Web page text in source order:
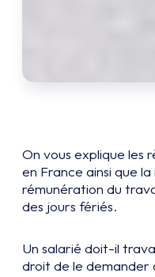
On vous explique les
en France ainsi que
rémunération du
des jours fériés.
Un salarié doit-il
droit de le demander